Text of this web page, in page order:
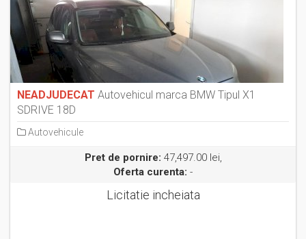
NEADJUDECAT Autovehicul marca BMW Tipul X1
SDRIVE 18D
Autovehicule
Pret de pornire: 47,497.00 lei,
Oferta curenta: -
Licitatie incheiata